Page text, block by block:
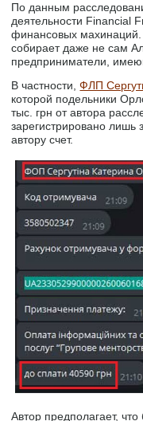
По данным
деятельности Financial
финансовых махинаций.
собирает даже не сам
предприниматели,
В частности,ФЛП
которой подельники
тыс. грн от автора
зарегистрировано лишь
автору счет.
Автор предполагает,